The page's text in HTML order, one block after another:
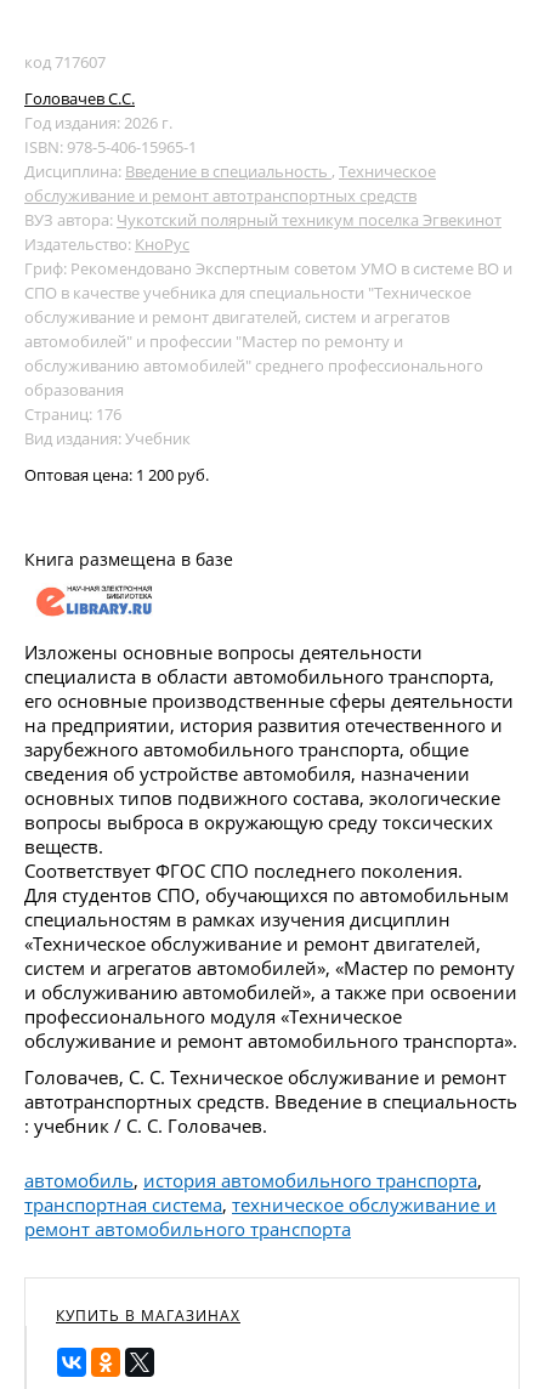
код 717607
Головачев С.С.
Год издания: 2026 г.
ISBN: 978-5-406-15965-1
Дисциплина: Введение в специальность , Техническое
обслуживание и ремонт автотранспортных средств
ВУЗ автора: Чукотский полярный техникум поселка Эгвекинот
Издательство: КноРус
Гриф: Рекомендовано Экспертным советом УМО в системе ВО и
СПО в качестве учебника для специальности "Техническое
обслуживание и ремонт двигателей, систем и агрегатов
автомобилей" и профессии "Мастер по ремонту и
обслуживанию автомобилей" среднего профессионального
образования
Страниц: 176
Вид издания: Учебник
Оптовая цена: 1 200 руб.
Книга размещена в базе
Изложены основные вопросы деятельности
специалиста в области автомобильного транспорта,
его основные производственные сферы деятельности
на предприятии, история развития отечественного и
зарубежного автомобильного транспорта, общие
сведения об устройстве автомобиля, назначении
основных типов подвижного состава, экологические
вопросы выброса в окружающую среду токсических
веществ.
Соответствует ФГОС СПО последнего поколения.
Для студентов СПО, обучающихся по автомобильным
специальностям в рамках изучения дисциплин
«Техническое обслуживание и ремонт двигателей,
систем и агрегатов автомобилей», «Мастер по ремонту
и обслуживанию автомобилей», а также при освоении
профессионального модуля «Техническое
обслуживание и ремонт автомобильного транспорта».
Головачев, С. С. Техническое обслуживание и ремонт
автотранспортных средств. Введение в специальность
: учебник / С. С. Головачев.
автомобиль, история автомобильного транспорта,
транспортная система, техническое обслуживание и
ремонт автомобильного транспорта
КУПИТЬ В МАГАЗИНАХ